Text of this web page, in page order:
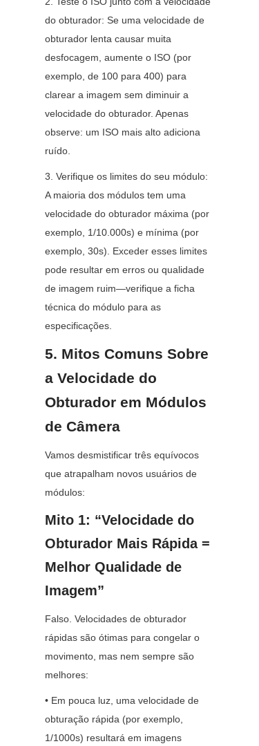
do obturador: Se uma velocidade de
obturador lenta causar muita
desfocagem, aumente o ISO (por
exemplo, de 100 para 400) para
clarear a imagem sem diminuir a
velocidade do obturador. Apenas
observe: um ISO mais alto adiciona
ruído.
3. Verifique os limites do seu módulo:
A maioria dos módulos tem uma
velocidade do obturador máxima (por
exemplo, 1/10.000s) e mínima (por
exemplo, 30s). Exceder esses limites
pode resultar em erros ou qualidade
de imagem ruim—verifique a ficha
técnica do módulo para as
especificações.
5. Mitos Comuns Sobre
a Velocidade do
Obturador em Módulos
de Câmera
Vamos desmistificar três equívocos
que atrapalham novos usuários de
módulos:
Mito 1: “Velocidade do
Obturador Mais Rápida =
Melhor Qualidade de
Imagem”
Falso. Velocidades de obturador
rápidas são ótimas para congelar o
movimento, mas nem sempre são
melhores:
• Em pouca luz, uma velocidade de
obturação rápida (por exemplo,
1/1000s) resultará em imagens